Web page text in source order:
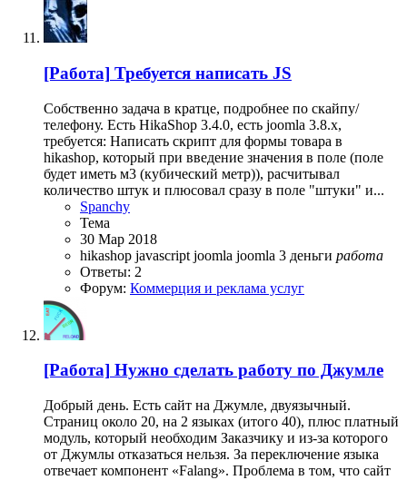
[Работа] Требуется написать JS
Собственно задача в кратце, подробнее по скайпу/
телефону. Есть HikaShop 3.4.0, есть joomla 3.8.x,
требуется: Написать скрипт для формы товара в
hikashop, который при введение значения в поле (поле
будет иметь м3 (кубический метр)), расчитывал
количество штук и плюсовал сразу в поле "штуки" и...
Spanchy
Тема
30 Мар 2018
hikashop javascript joomla joomla 3 деньги работа
Ответы: 2
Форум: Коммерция и реклама услуг
[Работа] Нужно сделать работу по Джумле
Добрый день. Есть сайт на Джумле, двуязычный.
Страниц около 20, на 2 языках (итого 40), плюс платный
модуль, который необходим Заказчику и из-за которого
от Джумлы отказаться нельзя. За переключение языка
отвечает компонент «Falang». Проблема в том, что сайт